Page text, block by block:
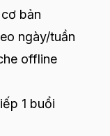
cơ bản
ngày/tuần
offline
1 buổi